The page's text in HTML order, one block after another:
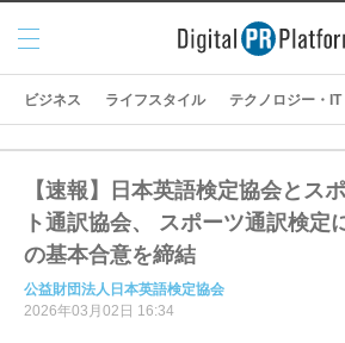
メニ
ュー
ビジネス ライフスタイル テクノロジー・IT
【速報】日本英語検定協会とス
ト通訳協会、 スポーツ通訳検定
の基本合意を締結
公益財団法人日本英語検定協会
2026年03月02日 16:34